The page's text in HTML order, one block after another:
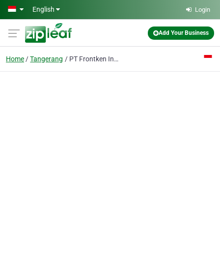
Skip to main content
English Login
Add Your Business
Home Tangerang PT Frontken Indonesia